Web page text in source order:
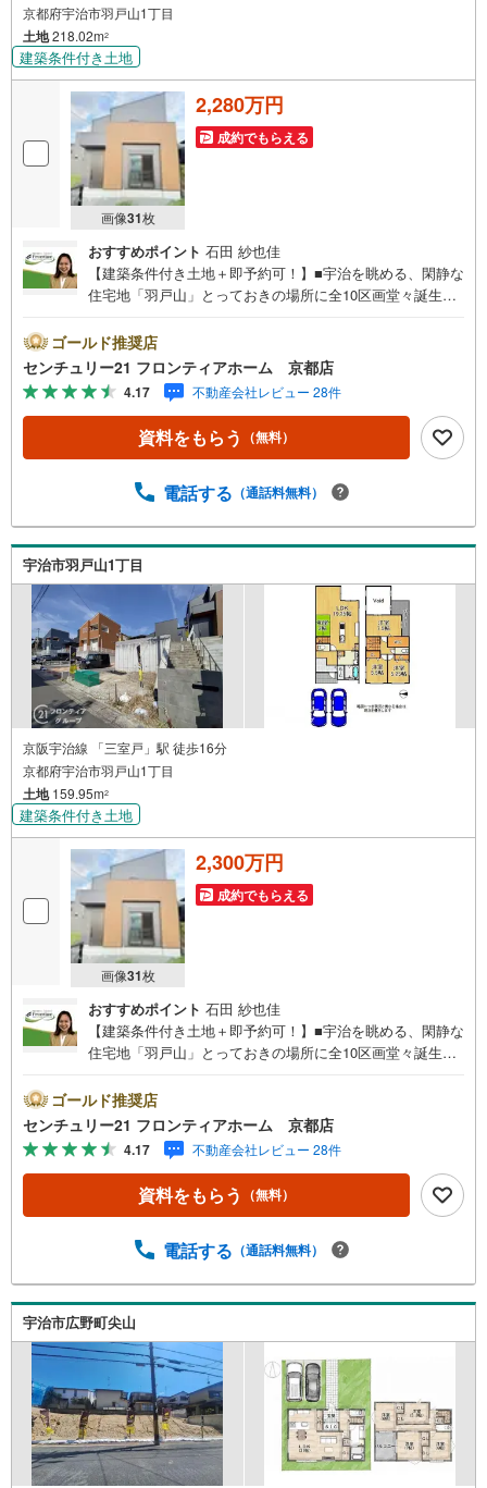
京都府宇治市羽戸山1丁目
土地218.02m2
建築条件付き土地
画像31枚
2,280万円
成約でもらえる
おすすめポイント 石田 紗也佳
【建築条件付き土地＋即予約可！】■宇治を眺める、閑静な
住宅地「羽戸山」とっておきの場所に全10区画堂々誕生■
余裕があります 特徴・ファミリーマートまで徒歩約6分・
フレンドマートまで徒歩約17分・ハッピー六原まで徒歩約1
5分・伊藤久右衛門宇治本店まで徒歩約15分・アルプラザ宇
治東まで徒歩約14分・ダイキまで徒歩約12分・宇治病院ま
で徒歩約23分 立地・宇治小学校まで徒歩約22分・黄檗中学
校まで徒歩約22分 弊社が選ばれる理由 1.お金の扱い方のプ
2.買い替えなどにも対応できる売却専門チームあり！3.た
に審査が可能！4.物件のお引渡し後に必要になったお家の
リフォームも弊社のリフォームプランナーがご提案！5.定
期的にご連絡を繋ぎ、有事の際に迅速にサポートいたしま
す弊社は専門家同士が連携をとっているため、より多くの
知見がございます。
ゴールド推奨店
センチュリー21 フロンティアホーム 京都店
4.17 不動産会社レビュー 28件
資料をもらう （無料）
電話する （通話料無料）
宇治市羽戸山1丁目
京阪宇治線 「三室戸」駅 徒歩16分
京都府宇治市羽戸山1丁目
土地159.95m2
建築条件付き土地
画像31枚
2,300万円
成約でもらえる
おすすめポイント 石田 紗也佳
【建築条件付き土地＋即予約可！】■宇治を眺める、閑静な
住宅地「羽戸山」とっておきの場所に全10区画堂々誕生■
余裕があります 特徴・ファミリーマートまで徒歩約6分・
フレンドマートまで徒歩約17分・ハッピー六原まで徒歩約1
5分・伊藤久右衛門宇治本店まで徒歩約15分・アルプラザ宇
治東まで徒歩約14分・ダイキまで徒歩約12分・宇治病院ま
で徒歩約23分 立地・宇治小学校まで徒歩約22分・黄檗中学
校まで徒歩約22分 弊社が選ばれる理由 1.お金の扱い方のプ
2.買い替えなどにも対応できる売却専門チームあり！3.た
に審査が可能！4.物件のお引渡し後に必要になったお家の
リフォームも弊社のリフォームプランナーがご提案！5.定
期的にご連絡を繋ぎ、有事の際に迅速にサポートいたしま
す弊社は専門家同士が連携をとっているため、より多くの
知見がございます。
ゴールド推奨店
センチュリー21 フロンティアホーム 京都店
4.17 不動産会社レビュー 28件
資料をもらう （無料）
電話する （通話料無料）
宇治市広野町尖山